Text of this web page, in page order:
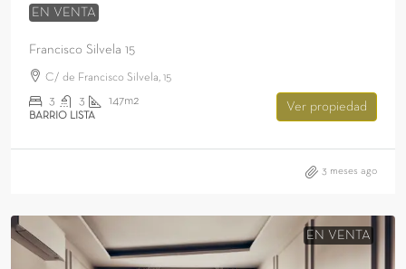
EN VENTA
Francisco Silvela 15
C/ de Francisco Silvela, 15
3 3 147m2
BARRIO LISTA
Ver propiedad
3 meses ago
EN VENTA